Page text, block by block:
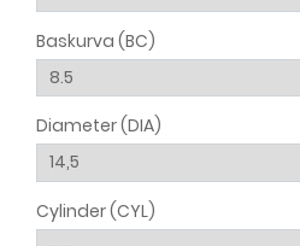
Baskurva (BC)
Diameter (DIA)
Cylinder (CYL)